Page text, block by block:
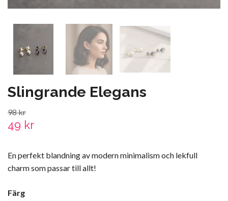
Slingrande Elegans
98 kr
49 kr
En perfekt blandning av modern minimalism och lekfull
charm som passar till allt!
Färg